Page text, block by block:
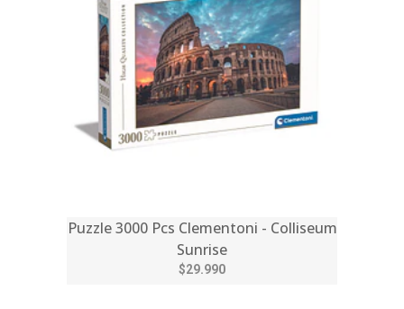
Puzzle 3000 Pcs Clementoni - Colliseum
Sunrise
$29.990